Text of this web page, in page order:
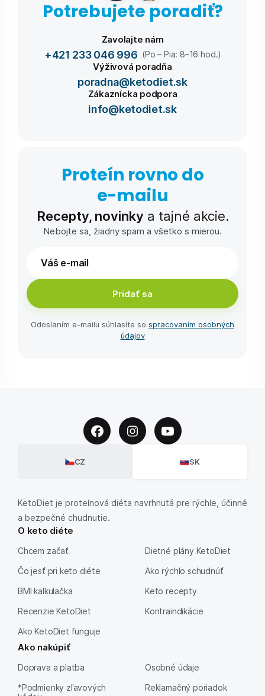
Potrebujete poradiť?
Zavolajte nám
+421 233 046 996 (Po – Pia: 8–16 hod.)
Výživová poradňa
poradna@ketodiet.sk
Zákaznícka podpora
info@ketodiet.sk
Proteín rovno do
e-⁠mailu
Recepty, novinky a tajné akcie.
Nebojte sa, žiadny spam a všetko s mierou.
Pridať sa
Odoslaním e-⁠mailu súhlasíte so spracovaním osobných
údajov
CZ SK
KetoDiet je proteínová diéta navrhnutá pre rýchle, účinné
a bezpečné chudnutie.
O keto diéte
Chcem začať
Čo jesť pri keto diéte
BMI kalkulačka
Recenzie KetoDiet
Ako KetoDiet funguje
Dietné plány KetoDiet
Ako rýchlo schudnúť
Keto recepty
Kontraindikácie
Ako nakúpiť
Doprava a platba
*Podmienky zľavových
Osobné údaje
Reklamačný poriadok